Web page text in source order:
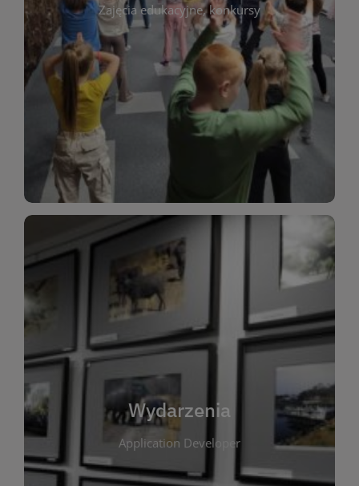
Zajęcia edukacyjne, konkursy
Dla Dzieci
To miejsce stworzone z myślą o najmłodszych
czytelnikach i ich rodzicach. Znajdziesz tu
informacje o zajęciach edukacyjnych, konkursach
plastycznych i spotkaniach z autorami książek dla
dzieci. Biblioteka oferuje bogaty wybór bajek,
Wydarzenia
Application Developer
Wydarzenia
W tej zakładce publikujemy informacje o
wszystkich wydarzeniach organizowanych przez
bibliotekę. Znajdziesz tu zapowiedzi spotkań
autorskich, warsztatów, prelekcji i zajęć
tematycznych dla różnych grup wiekowych. Każde
wydarzenie ma na celu promowanie kultury
czytelniczej oraz integrację społeczności lokalnej.
Dzięki kalendarzowi wydarzeń możesz łatwo